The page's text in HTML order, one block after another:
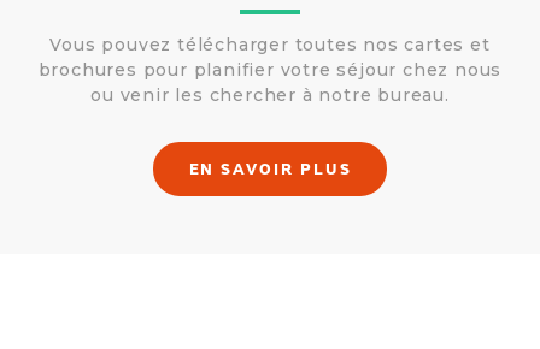
Vous pouvez télécharger toutes nos cartes et
brochures pour planifier votre séjour chez nous
ou venir les chercher à notre bureau.
EN SAVOIR PLUS